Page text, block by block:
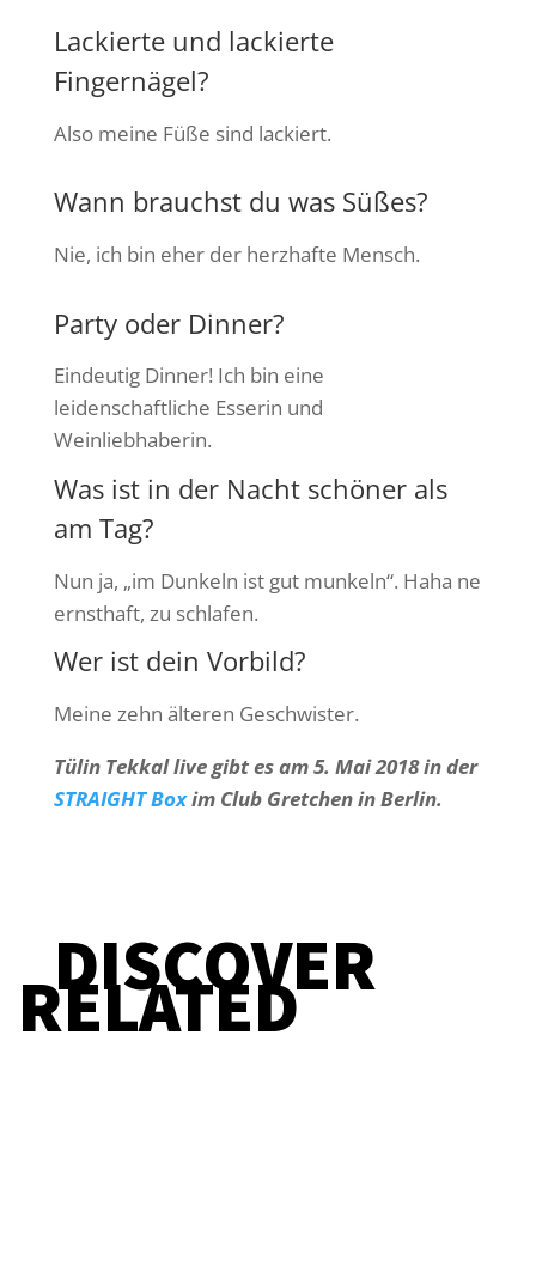
Lackierte und lackierte
Fingernägel?
Also meine Füße sind lackiert.
Wann brauchst du was Süßes?
Nie, ich bin eher der herzhafte Mensch.
Party oder Dinner?
Eindeutig Dinner! Ich bin eine
leidenschaftliche Esserin und
Weinliebhaberin.
Was ist in der Nacht schöner als
am Tag?
Nun ja, „im Dunkeln ist gut munkeln“. Haha ne
ernsthaft, zu schlafen.
Wer ist dein Vorbild?
Meine zehn älteren Geschwister.
Tülin Tekkal live gibt es am 5. Mai 2018 in der
STRAIGHT Boxim Club Gretchen in Berlin.
DISCOVER
RELATED